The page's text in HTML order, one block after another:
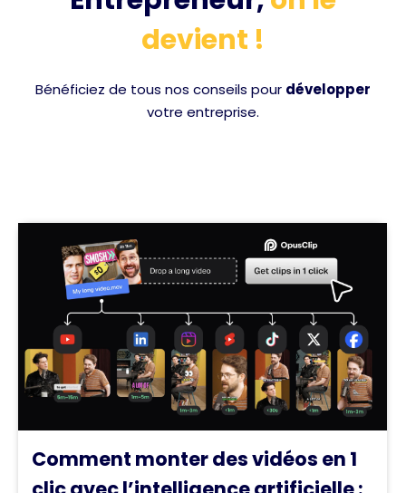
devient !
Bénéficiez de tous nos conseils pour développer
votre entreprise.
Comment monter des vidéos en 1